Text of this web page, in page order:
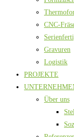
CNC-
Gravuren
Logistik
PROJEKTE
Über uns